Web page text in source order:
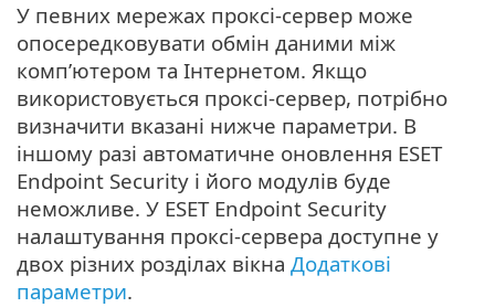
У певних мережах проксі-сервер може
опосередковувати обмін даними між
комп’ютером та Інтернетом. Якщо
використовується проксі-сервер, потрібно
визначити вказані нижче параметри. В
іншому разі автоматичне оновлення ESET
Endpoint Security і його модулів буде
неможливе. У ESET Endpoint Security
налаштування проксі-сервера доступне у
двох різних розділах вікна Додаткові
параметри.